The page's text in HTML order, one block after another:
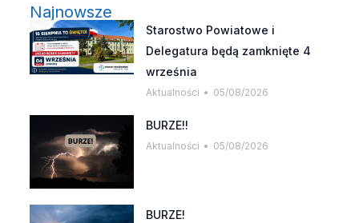
Najnowsze
Starostwo Powiatowe i
Delegatura będą zamknięte 4
września
Aktualności 05/08/2026
BURZE!!
Aktualności 05/08/2026
BURZE!